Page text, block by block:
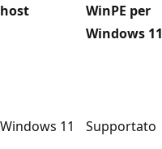
host
WinPE per
Windows 11
Windows 11 Supportato